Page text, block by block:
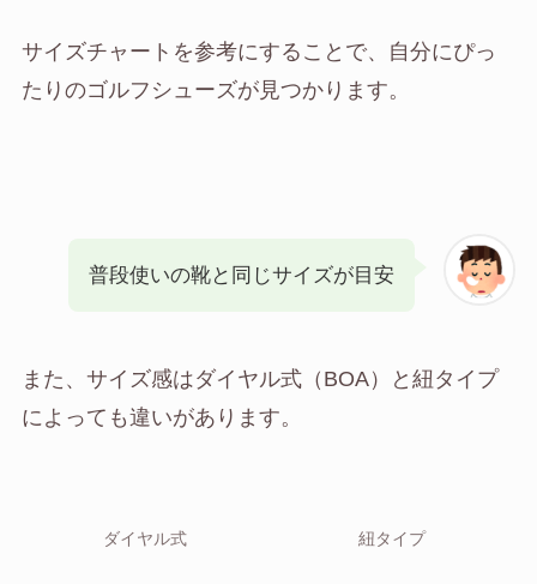
サイズチャートを参考にすることで、自分にぴっ
たりのゴルフシューズが見つかります。
普段使いの靴と同じサイズが目安
また、サイズ感はダイヤル式（BOA）と紐タイプ
によっても違いがあります。
ダイヤル式 紐タイプ